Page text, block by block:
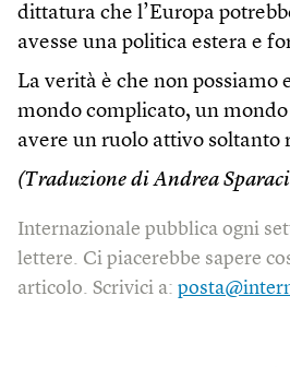
dittatura che l’Europa
avesse una politica estera e
La verità è che non possiamo
mondo complicato, un
avere un ruolo attivo soltanto
(Traduzione di Andrea
Internazionale pubblica ogni
lettere. Ci piacerebbe sapere
articolo. Scrivici a: